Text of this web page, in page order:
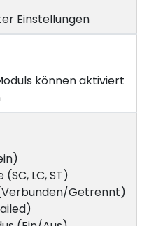
Einstellungen
können aktiviert
LC, ST)
Getrennt)